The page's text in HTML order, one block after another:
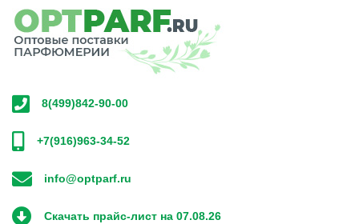
8(499)842-90-00
+7(916)963-34-52
info@optparf.ru
Скачать прайс-лист на 07.08.26